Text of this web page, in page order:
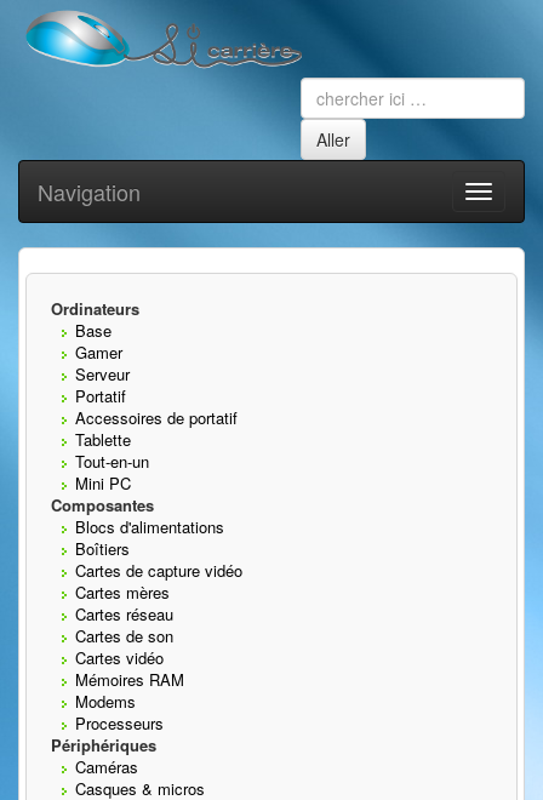
Toggle
Navigation
Ordinateurs
Base
Gamer
Serveur
Portatif
Accessoires de portatif
Tablette
Tout-en-un
Mini PC
Composantes
Blocs d'alimentations
Boîtiers
Cartes de capture vidéo
Cartes mères
Cartes réseau
Cartes de son
Cartes vidéo
Mémoires RAM
Modems
Processeurs
Périphériques
Caméras
Casques & micros